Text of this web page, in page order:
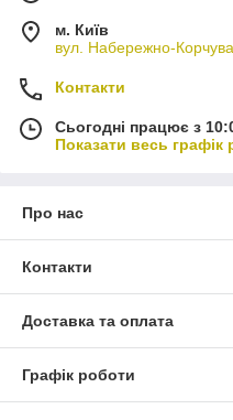
м. Київ
вул. Набережно-
Контакти
Сьогодні працює з
Показати весь графік
Про нас
Контакти
Доставка та оплата
Графік роботи